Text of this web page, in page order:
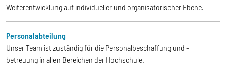
Weiterentwicklung auf individueller und organisatorischer Ebene.
Personalabteilung
Unser Team ist zuständig für die Personalbeschaffung und -
betreuung in allen Bereichen der Hochschule.